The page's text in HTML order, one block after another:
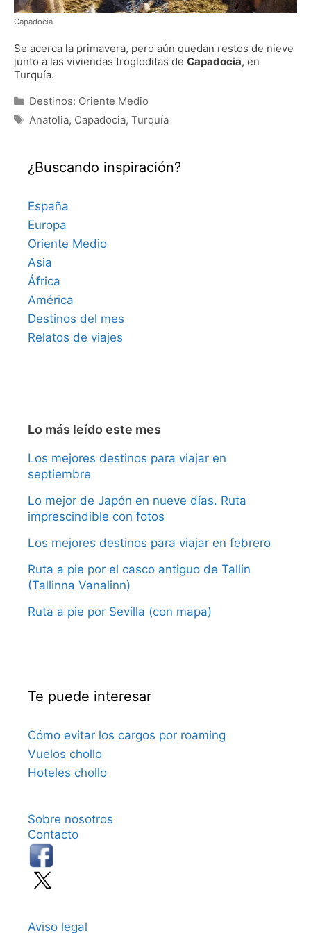
Capadocia
Se acerca la primavera, pero aún quedan restos de nieve
junto a las viviendas trogloditas de Capadocia, en
Turquía.
Categorías
Destinos: Oriente Medio
Etiquetas
Anatolia, Capadocia, Turquía
¿Buscando inspiración?
España
Europa
Oriente Medio
Asia
África
América
Destinos del mes
Relatos de viajes
Lo más leído este mes
Los mejores destinos para viajar en
septiembre
Lo mejor de Japón en nueve días. Ruta
imprescindible con fotos
Los mejores destinos para viajar en febrero
Ruta a pie por el casco antiguo de Tallin
(Tallinna Vanalinn)
Ruta a pie por Sevilla (con mapa)
Te puede interesar
Cómo evitar los cargos por roaming
Vuelos chollo
Hoteles chollo
Sobre nosotros
Contacto
Aviso legal